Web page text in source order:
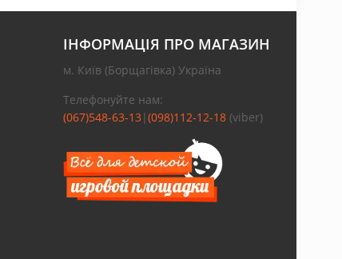
ІНФОРМАЦІЯ ПРО МАГАЗИН
м. Київ (Борщагівка) Україна
Телефонуйте нам:
(067)548-63-13| (098)112-12-18(viber)